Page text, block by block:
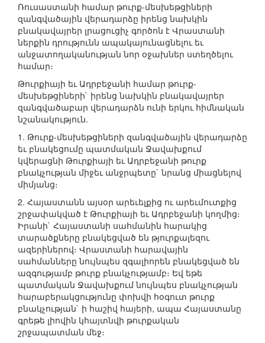
Ռուսաստանի համար թուրք-մեսխեթցիների
զանգվածային վերադարձը իրենց նախկին
բնակավայրեր լրացուցիչ գործոն է Վրաստանի
ներքին դրությունն ապակայունացնելու եւ
անջատողականության նոր օջախներ ստեղծելու
համար։
Թուրքիայի եւ Ադրբեջանի համար թուրք-
մեսխեթցիների` իրենց նախկին բնակավայրեր
զանգվածաբար վերադարձն ունի երկու հիմնական
նշանակություն.
1. Թուրք-մեսխեթցիների զանգվածային վերադարձը
եւ բնակեցումը պատմական Ջավախքում
կվերացնի Թուրքիայի եւ Ադրբեջանի թուրք
բնակչության միջեւ անջրպետը` նրանց միացնելով
միմյանց։
2. Հայաստանն այսօր արեւելքից ու արեւմուտքից
շրջափակված է Թուրքիայի եւ Ադրբեջանի կողմից։
Իրանի` Հայաստանի սահմանին հարակից
տարածքները բնակեցված են թյուրքալեզու
ազերիներով։ Վրաստանի հարավային
սահմանները նույնպես զգալիորեն բնակեցված են
ազգությամբ թուրք բնակչությամբ։ Եվ եթե
պատմական Ջավախքում նույնպես բնակչության
հարաբերակցությունը փոխվի հօգուտ թուրք
բնակչության` ի հաշիվ հայերի, ապա Հայաստանը
գրեթե լիովին կհայտնվի թուրքական
շրջապատման մեջ։